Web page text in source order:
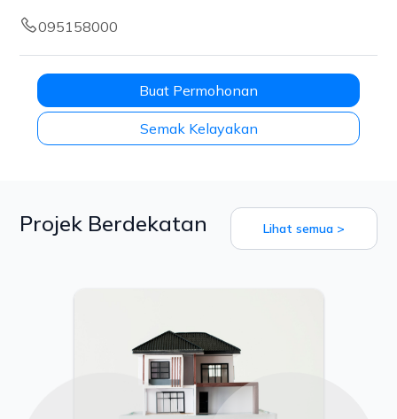
095158000
Buat Permohonan
Semak Kelayakan
Projek Berdekatan Lihat semua >